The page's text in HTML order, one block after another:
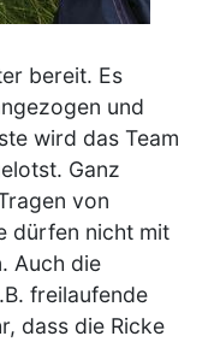
bereit. Es
und
wird das Team
Ganz
von
dürfen nicht mit
Auch die
freilaufende
dass die Ricke